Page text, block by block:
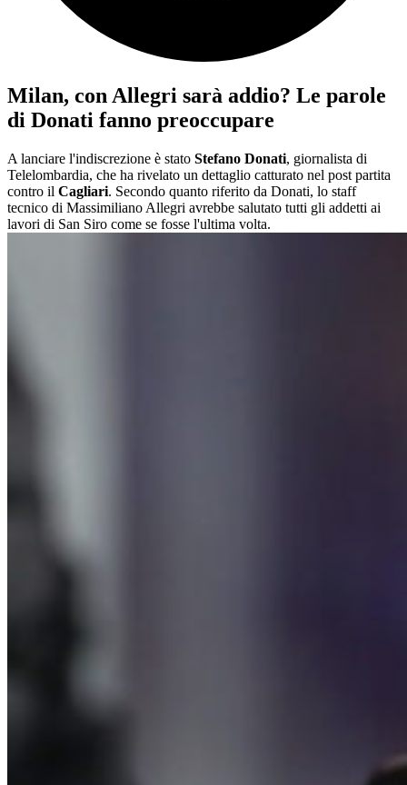
Milan, con Allegri sarà addio? Le parole
di Donati fanno preoccupare
A lanciare l'indiscrezione è stato Stefano Donati, giornalista di
Telelombardia, che ha rivelato un dettaglio catturato nel post partita
contro il Cagliari. Secondo quanto riferito da Donati, lo staff
tecnico di Massimiliano Allegri avrebbe salutato tutti gli addetti ai
lavori di San Siro come se fosse l'ultima volta.